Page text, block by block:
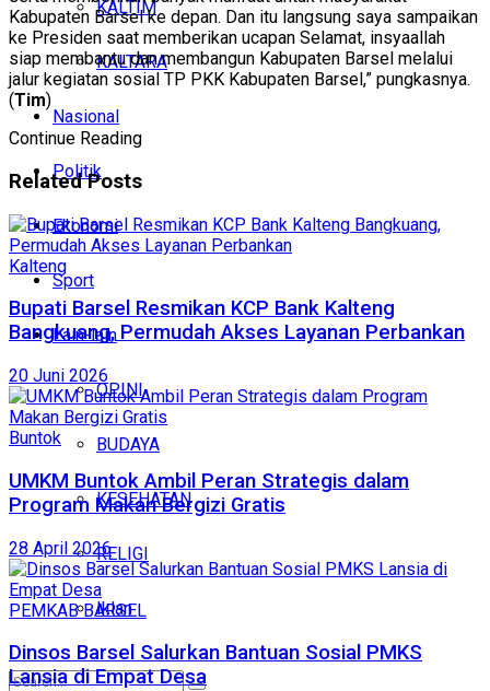
KALTIM
KALTARA
Nasional
Politik
Ekonomi
Sport
Lain-lain
OPINI
BUDAYA
KESEHATAN
RELIGI
Iklan
Kabupaten Barsel ke depan. Dan itu langsung saya sampaikan
ke Presiden saat memberikan ucapan Selamat, insyaallah
siap membantu dan membangun Kabupaten Barsel melalui
jalur kegiatan sosial TP PKK Kabupaten Barsel,” pungkasnya.
(Tim)
Continue Reading
RelatedPosts
Kalteng
Bupati Barsel Resmikan KCP Bank Kalteng
Bangkuang, Permudah Akses Layanan Perbankan
20 Juni 2026
Buntok
UMKM Buntok Ambil Peran Strategis dalam
Program Makan Bergizi Gratis
28 April 2026
PEMKAB BARSEL
Dinsos Barsel Salurkan Bantuan Sosial PMKS
Lansia di Empat Desa